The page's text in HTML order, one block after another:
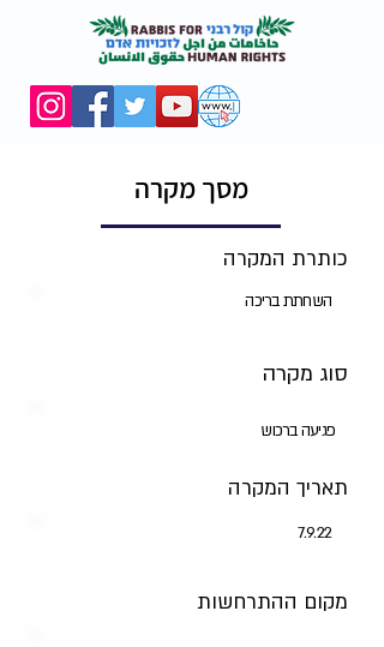
מסך מקרה
כותרת המקרה
השחתת בריכה
סוג מקרה
פגיעה ברכוש
תאריך המקרה
7.9.22
מקום ההתרחשות